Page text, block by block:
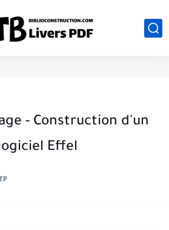
- Construction d'un
Effel